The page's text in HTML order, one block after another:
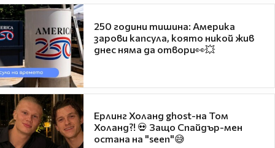
250 години тишина: Америка
зарови капсула, която никой жив
днес няма да отвори👀💥
Ерлинг Холанд ghost-на Том
Холанд?! 💀 Защо Спайдър-мен
остана на "seen"😅